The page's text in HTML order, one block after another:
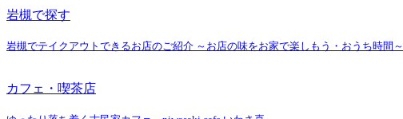
岩槻で探す
岩槻でテイクアウトできるお店のご紹介 ～お店の味をお家で楽しもう・おうち時間～
カフェ・喫茶店